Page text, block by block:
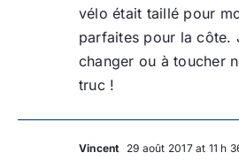
vélo était taillé pour
parfaites pour la côte.
changer ou à toucher
truc !
Vincent 29 août 2017 at 11 h